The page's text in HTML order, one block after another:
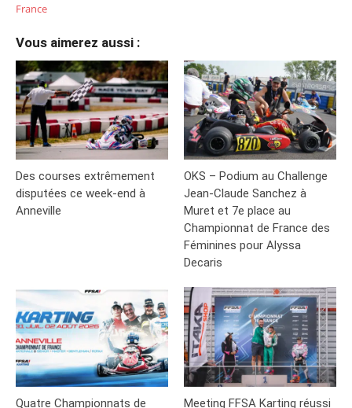
France
Vous aimerez aussi :
Des courses extrêmement
disputées ce week-end à
Anneville
OKS – Podium au Challenge
Jean-Claude Sanchez à
Muret et 7e place au
Championnat de France des
Féminines pour Alyssa
Decaris
Quatre Championnats de Meeting FFSA Karting réussi